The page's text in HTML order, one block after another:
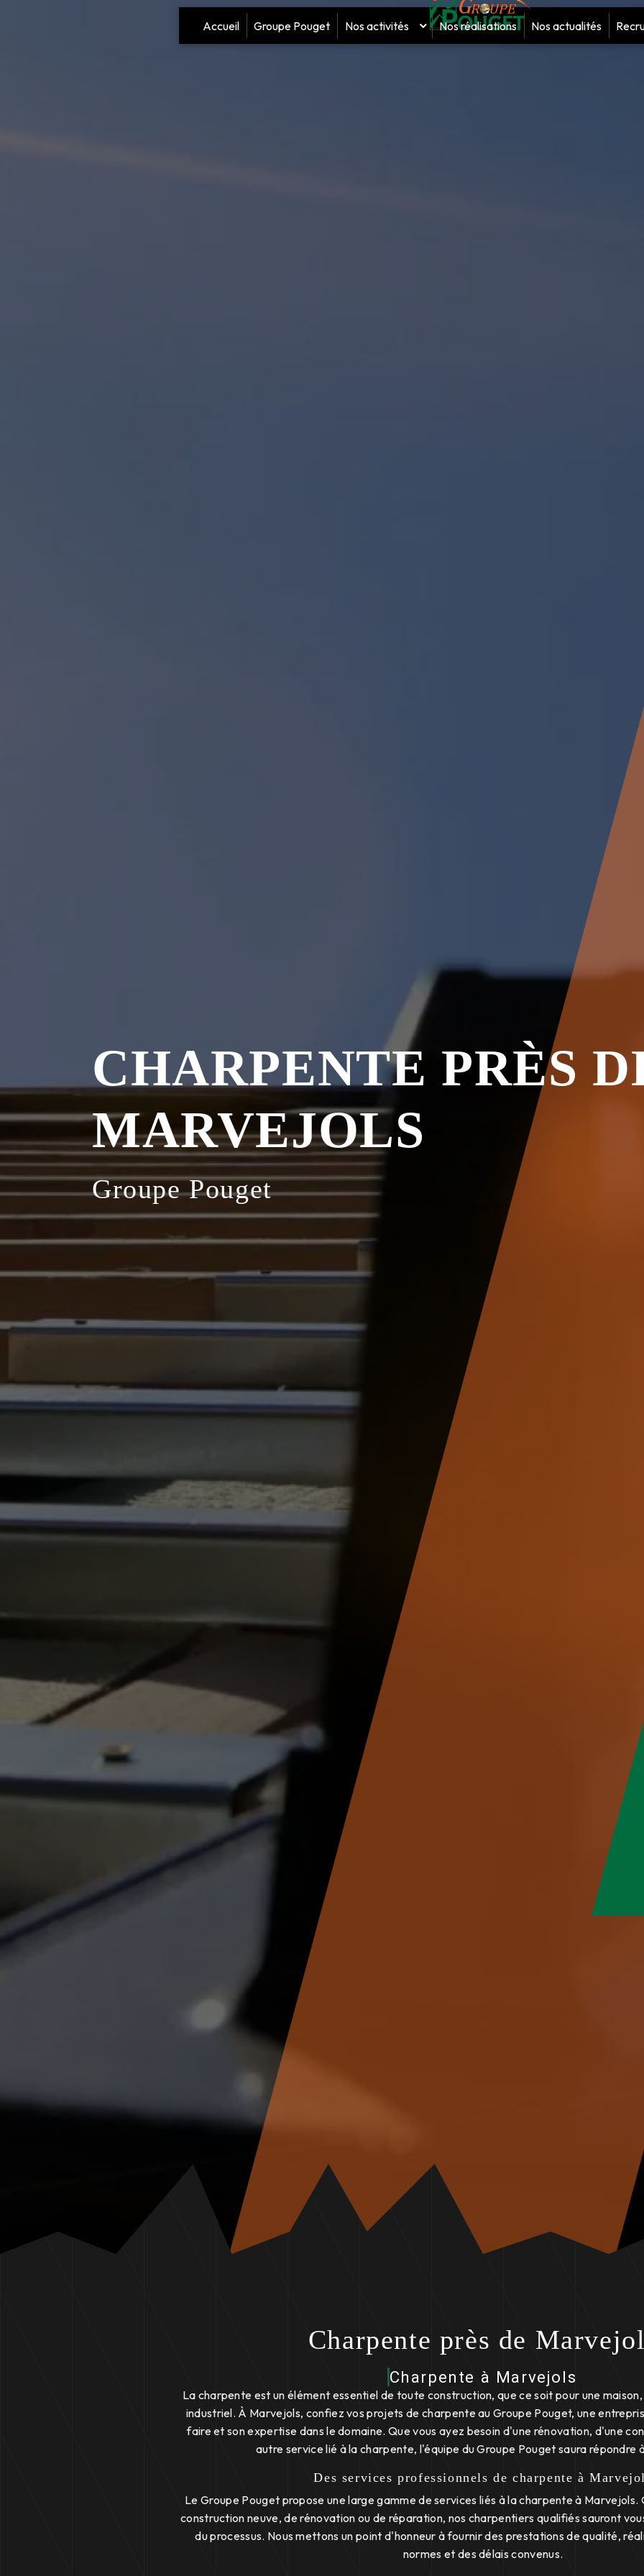
Accueil Groupe Pouget Nos activités Nos réalisations Nos actualités
CHARPENTE PRÈS
MARVEJOLS
Groupe Pouget
Charpente près de
Charpente à Marvejols
La charpente est un élément essentiel de toute construction, que ce soit pour une
industriel. À Marvejols, confiez vos projets de charpente au Groupe Pouget, une
faire et son expertise dans le domaine. Que vous ayez besoin d'une rénovation, d'une
autre service lié à la charpente, l'équipe du Groupe Pouget saura répondre
Des services professionnels de charpente à
Le Groupe Pouget propose une large gamme de services liés à la charpente à Marvejols.
construction neuve, de rénovation ou de réparation, nos charpentiers qualifiés sauront
du processus. Nous mettons un point d'honneur à fournir des prestations de qualité,
normes et des délais convenus.